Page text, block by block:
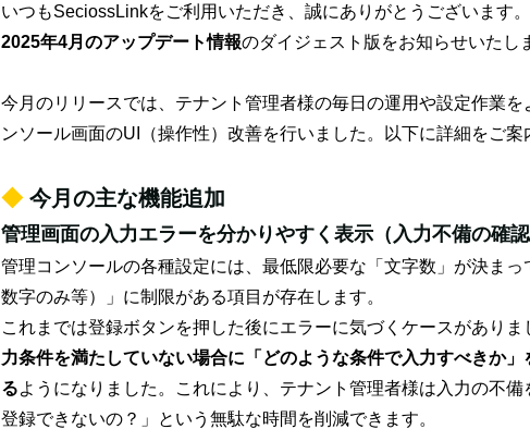
いつもSeciossLinkをご利用いただき、誠にありがとうございます。
2025年4月のアップデート情報のダイジェスト版 をお知らせいたし
今月のリリースでは、テナント管理者様の毎日の運用や設定作業
ンソール画面のUI（操作性）改善を行いました。以下に詳細をご案
◆今月の主な機能追加
管理画面の入力エラーを分かりやすく表示（入力不備の確認
管理コンソールの各種設定には、最低限必要な「文字数」が決ま
数字のみ等）」に制限がある項目が存在します。
これまでは登録ボタンを押した後にエラーに気づくケースがありま
力条件を満たしていない場合に「どのような条件で入力すべきか
るようになりました。これにより、テナント管理者様は入力の不
登録できないの？」という無駄な時間を削減できます。